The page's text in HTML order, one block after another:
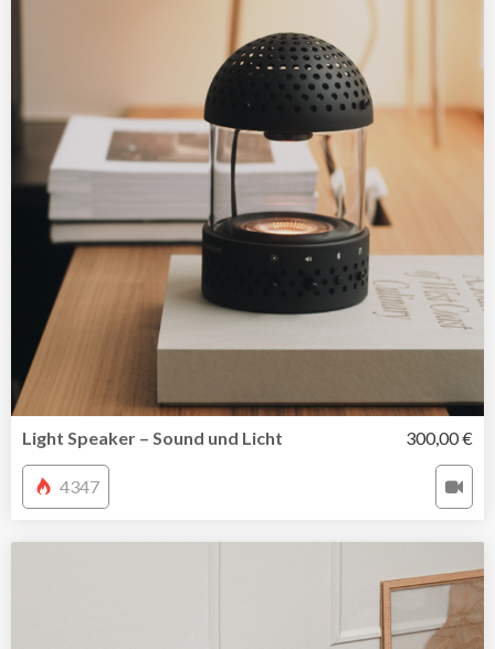
Light Speaker – Sound und Licht 300,00 €
4347